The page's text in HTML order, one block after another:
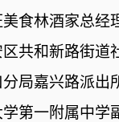
美食林酒家总经
区共和新路街
分局嘉兴路派
第一附属中学